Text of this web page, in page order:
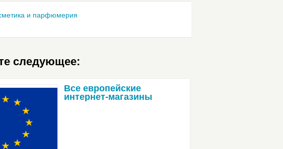
и парфюмерия
следующее:
Все европейские
интернет-магазины